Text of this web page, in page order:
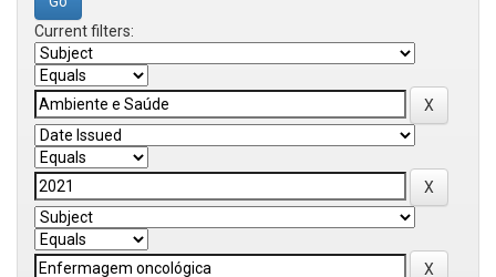
Current filters: